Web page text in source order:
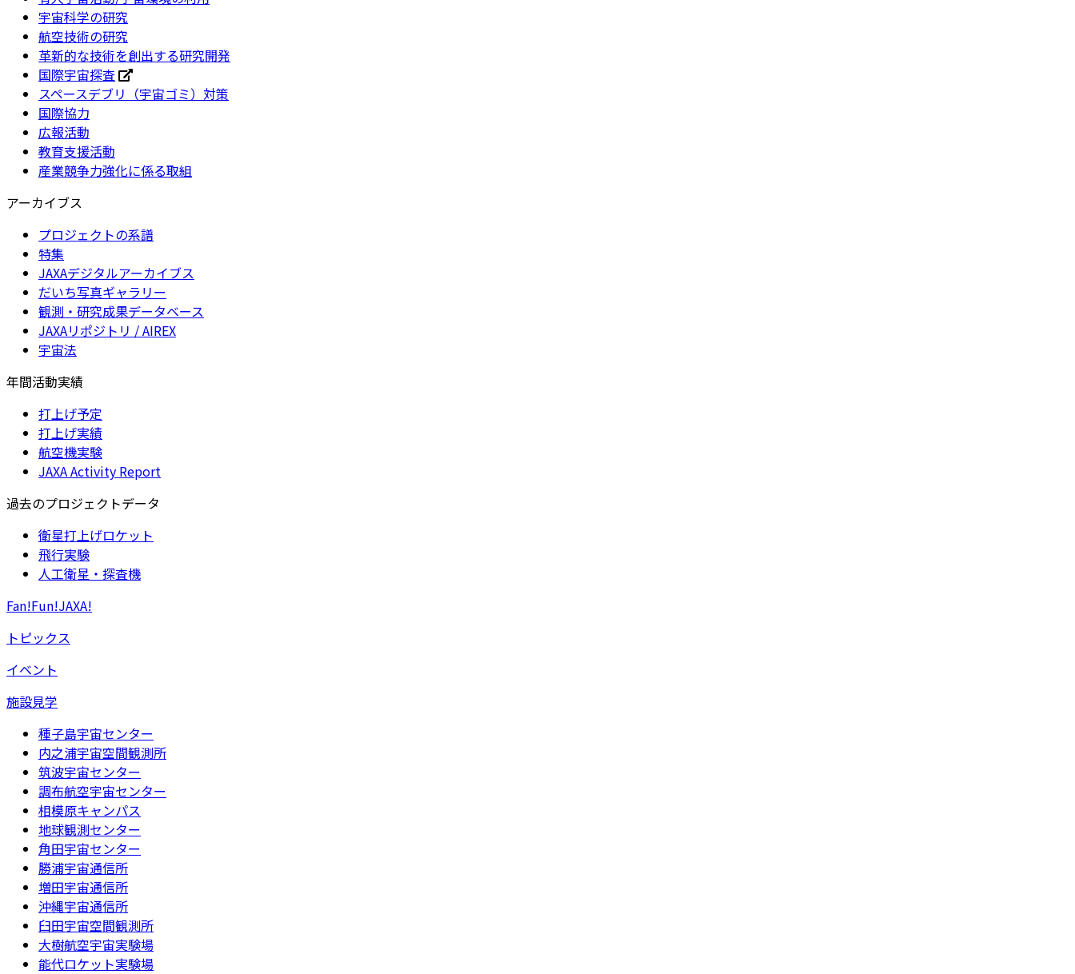
宇宙科学の研究
航空技術の研究
革新的な技術を創出する研究開発
国際宇宙探査
スペースデブリ（宇宙ゴミ）対策
国際協力
広報活動
教育支援活動
産業競争力強化に係る取組
アーカイブス
プロジェクトの系譜
特集
JAXAデジタルアーカイブス
だいち写真ギャラリー
観測・研究成果データベース
JAXAリポジトリ / AIREX
宇宙法
年間活動実績
打上げ予定
打上げ実績
航空機実験
JAXA Activity Report
過去のプロジェクトデータ
衛星打上げロケット
飛行実験
人工衛星・探査機
Fan!Fun!JAXA!
トピックス
イベント
施設見学
種子島宇宙センター
内之浦宇宙空間観測所
筑波宇宙センター
調布航空宇宙センター
相模原キャンパス
地球観測センター
角田宇宙センター
勝浦宇宙通信所
増田宇宙通信所
沖縄宇宙通信所
臼田宇宙空間観測所
大樹航空宇宙実験場
能代ロケット実験場